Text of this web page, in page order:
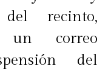
recinto,
un correo
del